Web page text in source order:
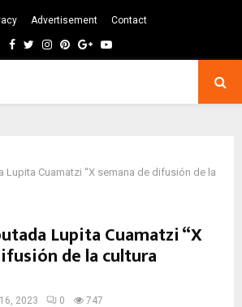
Advertisement Contact
Facebook
TwitterInstagram
Pinterest
GoogleYoutube
Lupita Cuamatzi “X semana de difusión de la
Lupita Cuamatzi “X
de la cultura
2023 0 747